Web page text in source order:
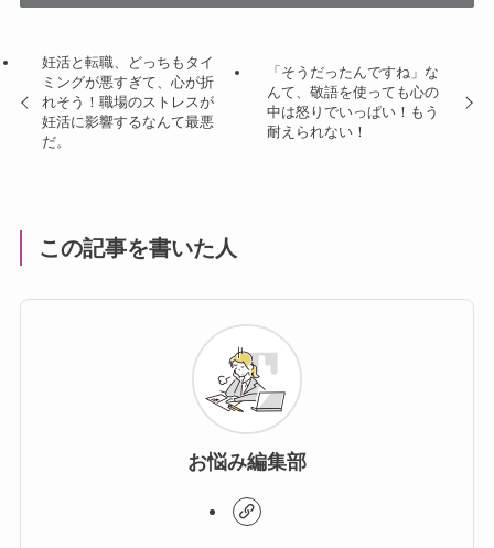
妊活と転職、どっちもタイ
ミングが悪すぎて、心が折
れそう！職場のストレスが
妊活に影響するなんて最悪
だ。
「そうだったんですね」な
んて、敬語を使っても心の
中は怒りでいっぱい！もう
耐えられない！
この記事を書いた人
お悩み編集部